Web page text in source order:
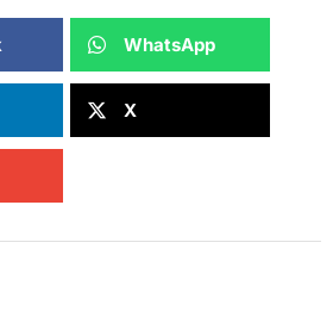
WhatsApp
X